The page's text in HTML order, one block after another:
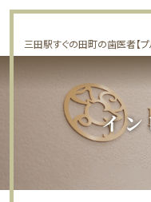
三田駅すぐの田町の歯医者【
イン